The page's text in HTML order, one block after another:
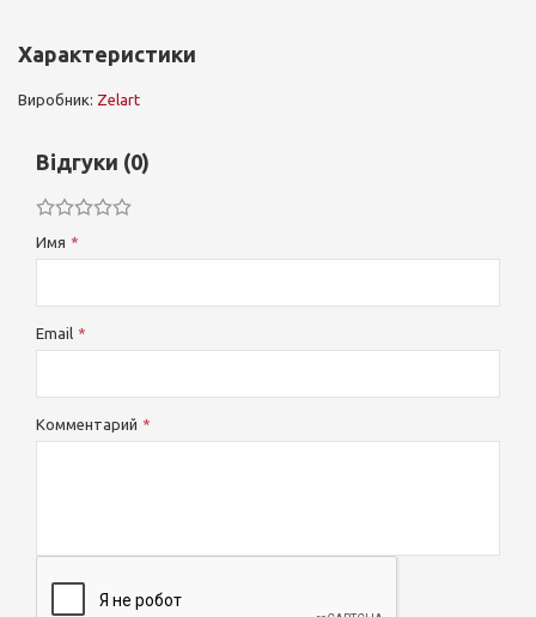
Характеристики
Виробник: Zelart
Відгуки (0)
Имя
Email
Комментарий